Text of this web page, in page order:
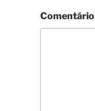
Comentário